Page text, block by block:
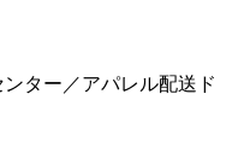
ター／アパレル配送ド